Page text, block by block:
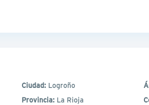
Ciudad: Logroño
Provincia: La Rioja